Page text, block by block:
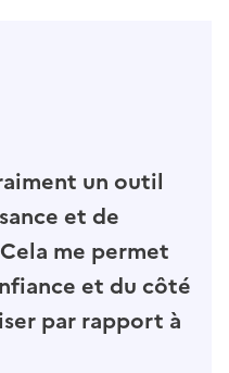
un outil
et de
me permet
et du côté
par rapport à